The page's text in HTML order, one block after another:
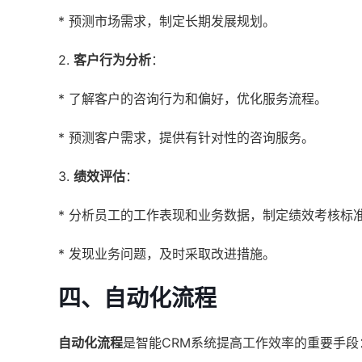
* 预测市场需求，制定长期发展规划。
2. 客户行为分析：
* 了解客户的咨询行为和偏好，优化服务流程。
* 预测客户需求，提供有针对性的咨询服务。
3. 绩效评估：
* 分析员工的工作表现和业务数据，制定绩效考核标
* 发现业务问题，及时采取改进措施。
四、自动化流程
自动化流程是智能CRM系统提高工作效率的重要手段